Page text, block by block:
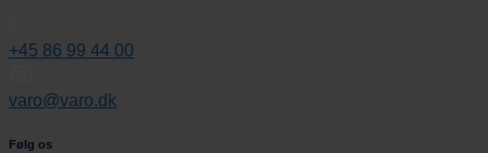
+45 86 99 44 00
varo@varo.dk
Følg os